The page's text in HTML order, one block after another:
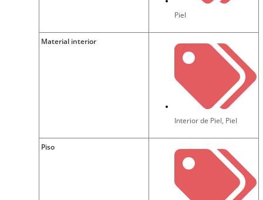
Piel
Material interior
Interior de Piel, Piel
Piso